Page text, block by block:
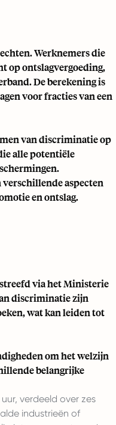
Werknemers die
op ontslagvergoeding,
De berekening is
voor fracties van een
van discriminatie op
alle potentiële
aspecten
en ontslag.
via het Ministerie
discriminatie zijn
wat kan leiden tot
om het welzijn
belangrijke
verdeeld over zes
industrieën of